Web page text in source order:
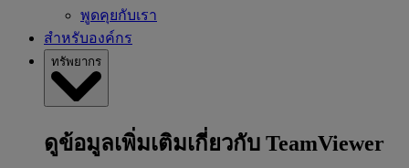
พูดคุยกับเรา
สำหรับองค์กร
ทรัพยากร
ดูข้อมูลเพิ่มเติมเกี่ยวกับ TeamViewer